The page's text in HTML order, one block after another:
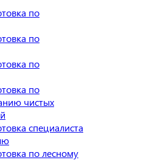
по
по
по
по
чистых
специалиста
по лесному